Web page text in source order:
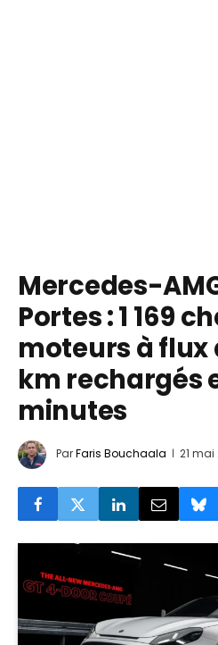
Mercedes-
Portes : 1 169
moteurs à flux
km rechargés
minutes
ParFaris Bouchaala 21 mai
© Mercedes